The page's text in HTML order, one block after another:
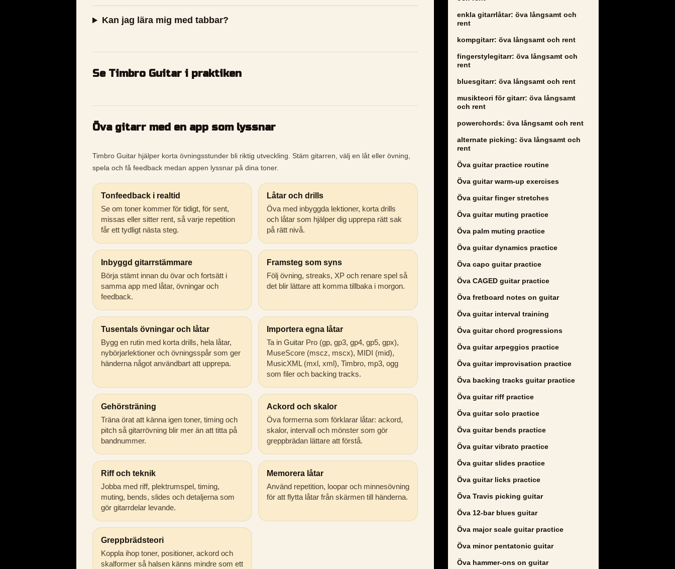
Kan jag lära mig med tabbar?
Se Timbro Guitar i praktiken
Öva gitarr med en app som lyssnar
Timbro Guitar hjälper korta övningsstunder bli riktig utveckling. Stäm gitarren, välj en låt eller övning,
spela och få feedback medan appen lyssnar på dina toner.
Tonfeedback i realtid
Se om toner kommer för tidigt, för sent,
missas eller sitter rent, så varje repetition
får ett tydligt nästa steg.
Låtar och drills
Öva med inbyggda lektioner, korta drills
och låtar som hjälper dig upprepa rätt sak
på rätt nivå.
Inbyggd gitarrstämmare
Börja stämt innan du övar och fortsätt i
samma app med låtar, övningar och
feedback.
Framsteg som syns
Följ övning, streaks, XP och renare spel så
det blir lättare att komma tillbaka i morgon.
Tusentals övningar och låtar
Bygg en rutin med korta drills, hela låtar,
nybörjarlektioner och övningsspår som ger
händerna något användbart att upprepa.
Importera egna låtar
Ta in Guitar Pro (gp, gp3, gp4, gp5, gpx),
MuseScore (mscz, mscx), MIDI (mid),
MusicXML (mxl, xml), Timbro, mp3, ogg
som filer och backing tracks.
Gehörsträning
Träna örat att känna igen toner, timing och
pitch så gitarrövning blir mer än att titta på
bandnummer.
Ackord och skalor
Öva formerna som förklarar låtar: ackord,
skalor, intervall och mönster som gör
greppbrädan lättare att förstå.
Riff och teknik
Jobba med riff, plektrumspel, timing,
muting, bends, slides och detaljerna som
gör gitarrdelar levande.
Memorera låtar
Använd repetition, loopar och minnesövning
för att flytta låtar från skärmen till händerna.
Greppbrädsteori
Koppla ihop toner, positioner, ackord och
skalformer så halsen känns mindre som ett
enkla gitarrlåtar: öva långsamt och
rent
kompgitarr: öva långsamt och rent
fingerstylegitarr: öva långsamt och
rent
bluesgitarr: öva långsamt och rent
musikteori för gitarr: öva långsamt
och rent
powerchords: öva långsamt och rent
alternate picking: öva långsamt och
rent
Öva guitar practice routine
Öva guitar warm-up exercises
Öva guitar finger stretches
Öva guitar muting practice
Öva palm muting practice
Öva guitar dynamics practice
Öva capo guitar practice
Öva CAGED guitar practice
Öva fretboard notes on guitar
Öva guitar interval training
Öva guitar chord progressions
Öva guitar arpeggios practice
Öva guitar improvisation practice
Öva backing tracks guitar practice
Öva guitar riff practice
Öva guitar solo practice
Öva guitar bends practice
Öva guitar vibrato practice
Öva guitar slides practice
Öva guitar licks practice
Öva Travis picking guitar
Öva 12-bar blues guitar
Öva major scale guitar practice
Öva minor pentatonic guitar
Öva hammer-ons on guitar